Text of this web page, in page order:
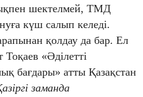
шектелмей, ТМД
күш салып келеді.
қолдау да бар. Ел
«Әділетті
бағдары» атты Қазақстан
заманда